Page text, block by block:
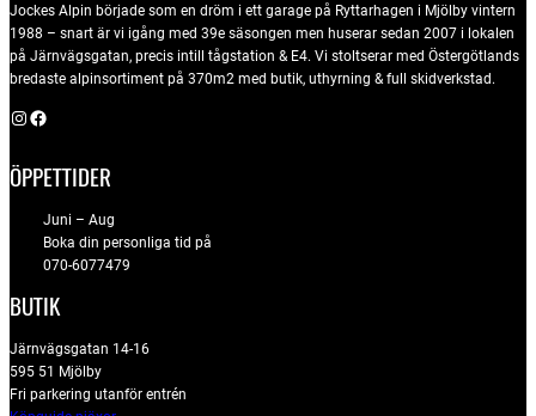
Jockes Alpin började som en dröm i ett garage på Ryttarhagen i Mjölby vintern
1988 – snart är vi igång med 39e säsongen men huserar sedan 2007 i lokalen
på Järnvägsgatan, precis intill tågstation & E4. Vi stoltserar med Östergötlands
bredaste alpinsortiment på 370m2 med butik, uthyrning & full skidverkstad.
Instagram Facebook
ÖPPETTIDER
Juni – Aug
Boka din personliga tid på
070-6077479
BUTIK
Järnvägsgatan 14-16
595 51 Mjölby
Fri parkering utanför entrén